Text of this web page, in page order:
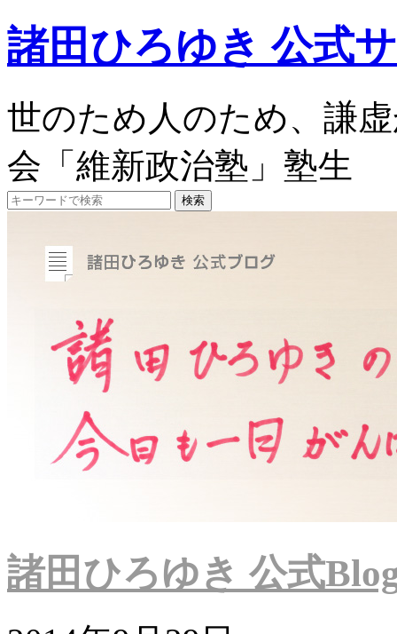
諸田ひろゆき 公式
世のため人のため、謙
会「維新政治塾」塾生
諸田ひろゆき 公式